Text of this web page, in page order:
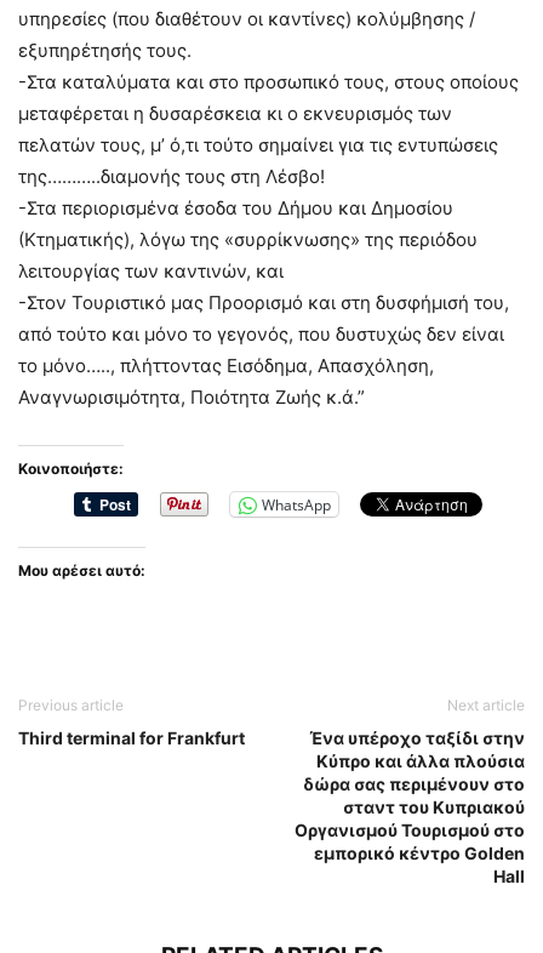
υπηρεσίες (που διαθέτουν οι καντίνες) κολύμβησης /
εξυπηρέτησής τους.
-Στα καταλύματα και στο προσωπικό τους, στους οποίους
μεταφέρεται η δυσαρέσκεια κι ο εκνευρισμός των
πελατών τους, μ’ ό,τι τούτο σημαίνει για τις εντυπώσεις
της………..διαμονής τους στη Λέσβο!
-Στα περιορισμένα έσοδα του Δήμου και Δημοσίου
(Κτηματικής), λόγω της «συρρίκνωσης» της περιόδου
λειτουργίας των καντινών, και
-Στον Τουριστικό μας Προορισμό και στη δυσφήμισή του,
από τούτο και μόνο το γεγονός, που δυστυχώς δεν είναι
το μόνο….., πλήττοντας Εισόδημα, Απασχόληση,
Αναγνωρισιμότητα, Ποιότητα Ζωής κ.ά.”
Κοινοποιήστε:
WhatsApp
Μου αρέσει αυτό:
Previous article
Third terminal for Frankfurt
Next article
Ένα υπέροχο ταξίδι στην
Κύπρο και άλλα πλούσια
δώρα σας περιμένουν στο
σταντ του Κυπριακού
Οργανισμού Τουρισμού στο
εμπορικό κέντρο Golden
Hall